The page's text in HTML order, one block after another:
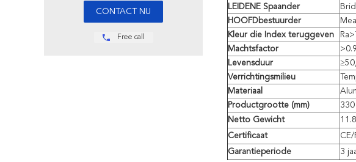
Free call
LEIDENE Spaander
HOOFDbestuurder
Kleur die Index teruggeven
Machtsfactor
>0.9
Levensduur
Verrichtingsmilieu
Materiaal
Productgrootte (mm)
Netto Gewicht
Certificaat
CE/
Garantieperiode
3